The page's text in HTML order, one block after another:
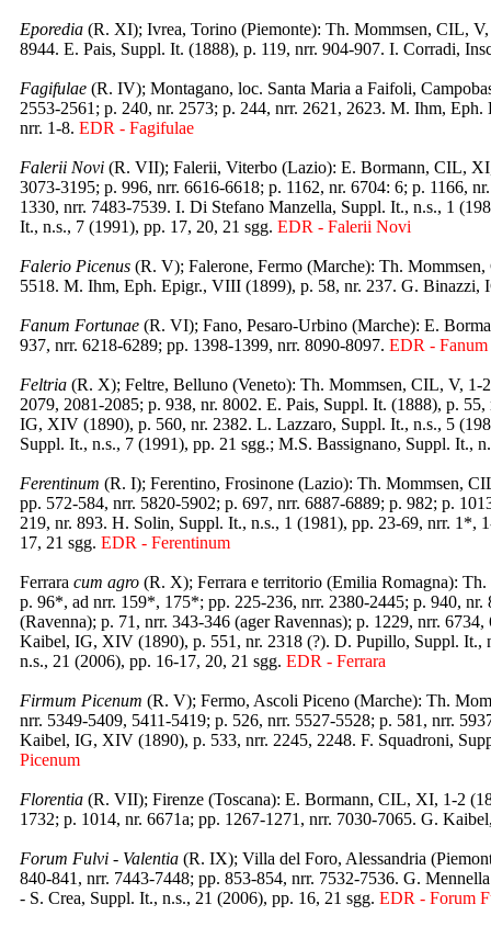
Eporedia (R. XI); Ivrea, Torino (Piemonte): Th. Mommsen, CIL,
8944. E. Pais, Suppl. It. (1888), p. 119, nrr. 904-907. I. Corradi,
Fagifulae (R. IV); Montagano, loc. Santa Maria a Faifoli,
2553-2561; p. 240, nr. 2573; p. 244, nrr. 2621, 2623. M. Ihm,
nrr. 1-8.EDR - Fagifulae
Falerii Novi (R. VII); Falerii, Viterbo (Lazio): E. Bormann, CIL,
3073-3195; p. 996, nrr. 6616-6618; p. 1162, nr. 6704: 6; p. 1166,
1330, nrr. 7483-7539. I. Di Stefano Manzella, Suppl. It., n.s., 1
It., n.s., 7 (1991), pp. 17, 20, 21 sgg.EDR - Falerii Novi
Falerio Picenus (R. V); Falerone, Fermo (Marche): Th.
5518. M. Ihm, Eph. Epigr., VIII (1899), p. 58, nr. 237. G.
Fanum Fortunae (R. VI); Fano, Pesaro-Urbino (Marche): E.
937, nrr. 6218-6289; pp. 1398-1399, nrr. 8090-8097.EDR - Fanum
Feltria (R. X); Feltre, Belluno (Veneto): Th. Mommsen, CIL, V,
2079, 2081-2085; p. 938, nr. 8002. E. Pais, Suppl. It. (1888), p.
IG, XIV (1890), p. 560, nr. 2382. L. Lazzaro, Suppl. It., n.s., 5
Suppl. It., n.s., 7 (1991), pp. 21 sgg.; M.S. Bassignano, Suppl. It.,
Ferentinum (R. I); Ferentino, Frosinone (Lazio): Th. Mommsen,
pp. 572-584, nrr. 5820-5902; p. 697, nrr. 6887-6889; p. 982; p.
219, nr. 893. H. Solin, Suppl. It., n.s., 1 (1981), pp. 23-69, nrr.
17, 21 sgg.EDR - Ferentinum
Ferraracum agro (R. X); Ferrara e territorio (Emilia Romagna):
p. 96*, ad nrr. 159*, 175*; pp. 225-236, nrr. 2380-2445; p. 940,
(Ravenna); p. 71, nrr. 343-346 (ager Ravennas); p. 1229, nrr.
Kaibel, IG, XIV (1890), p. 551, nr. 2318 (?). D. Pupillo, Suppl. It.,
n.s., 21 (2006), pp. 16-17, 20, 21 sgg.EDR - Ferrara
Firmum Picenum (R. V); Fermo, Ascoli Piceno (Marche): Th.
nrr. 5349-5409, 5411-5419; p. 526, nrr. 5527-5528; p. 581, nrr.
Kaibel, IG, XIV (1890), p. 533, nrr. 2245, 2248. F. Squadroni,
Picenum
Florentia (R. VII); Firenze (Toscana): E. Bormann, CIL, XI, 1-2
1732; p. 1014, nr. 6671a; pp. 1267-1271, nrr. 7030-7065. G.
Forum Fulvi - Valentia (R. IX); Villa del Foro, Alessandria
840-841, nrr. 7443-7448; pp. 853-854, nrr. 7532-7536. G.
- S. Crea, Suppl. It., n.s., 21 (2006), pp. 16, 21 sgg.EDR - Forum